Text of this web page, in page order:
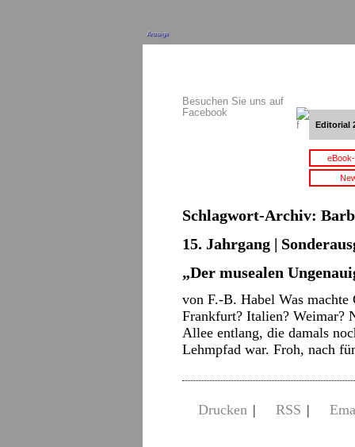
Anzeige
Besuchen Sie uns auf
Facebook
Editorial
Schlagwort-Archiv:
15. Jahrgang |
„Der musealen
von F.-B. Habel Was
Frankfurt? Italien? Weimar?
Allee entlang, die damals
Lehmpfad war. Froh, nach
Drucken | RSS |